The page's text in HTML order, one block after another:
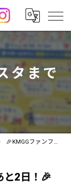
タまで
🎉KMGGファンフェスタまであと2日！🎉
と2日！🎉